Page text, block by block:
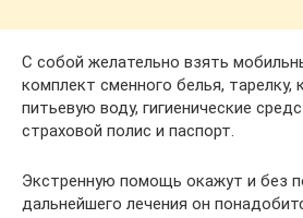
С собой желательно взять
комплект сменного белья, тарелку,
питьевую воду, гигиенические
страховой полис и паспорт.
Экстренную помощь окажут и без
дальнейшего лечения он